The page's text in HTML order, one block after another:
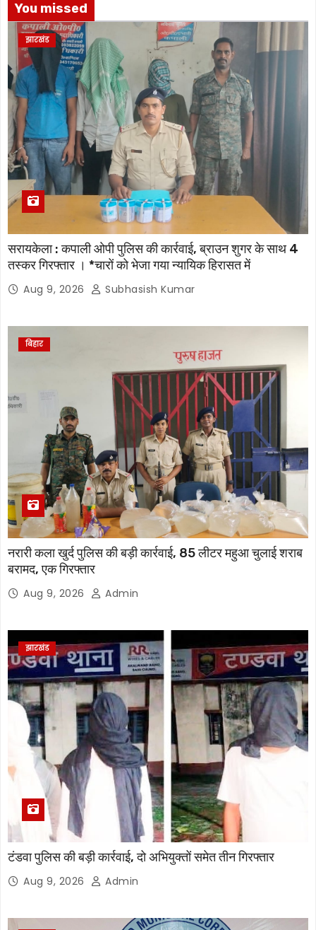
You missed
झारखंड
सरायकेला : कपाली ओपी पुलिस की कार्रवाई, ब्राउन शुगर के साथ 4
तस्कर गिरफ्तार । *चारों को भेजा गया न्यायिक हिरासत में
Aug 9, 2026 Subhasish Kumar
बिहार
नरारी कला खुर्द पुलिस की बड़ी कार्रवाई, 85 लीटर महुआ चुलाई शराब
बरामद, एक गिरफ्तार
Aug 9, 2026 Admin
झारखंड
टंडवा पुलिस की बड़ी कार्रवाई, दो अभियुक्तों समेत तीन गिरफ्तार
Aug 9, 2026 Admin